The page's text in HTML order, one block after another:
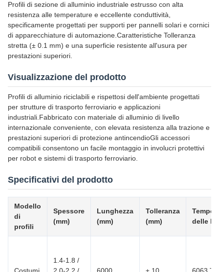
Profili di sezione di alluminio industriale estrusso con alta
resistenza alle temperature e eccellente conduttività,
specificamente progettati per supporti per pannelli solari e cornici
di apparecchiature di automazione.Caratteristiche Tolleranza
stretta (± 0.1 mm) e una superficie resistente all'usura per
prestazioni superiori.
Visualizzazione del prodotto
Profili di alluminio riciclabili e rispettosi dell'ambiente progettati
per strutture di trasporto ferroviario e applicazioni
industriali.Fabbricato con materiale di alluminio di livello
internazionale conveniente, con elevata resistenza alla trazione e
prestazioni superiori di protezione antincendioGli accessori
compatibili consentono un facile montaggio in involucri protettivi
per robot e sistemi di trasporto ferroviario.
Specificativi del prodotto
Modello
di
profili
Spessore
(mm)
Lunghezza
(mm)
Tolleranza
(mm)
delle
1.4-1.8 /